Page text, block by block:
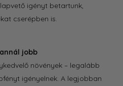
igényt betartunk,
cserépben is.
jobb
növények – legalább
igényelnek. A legjobban